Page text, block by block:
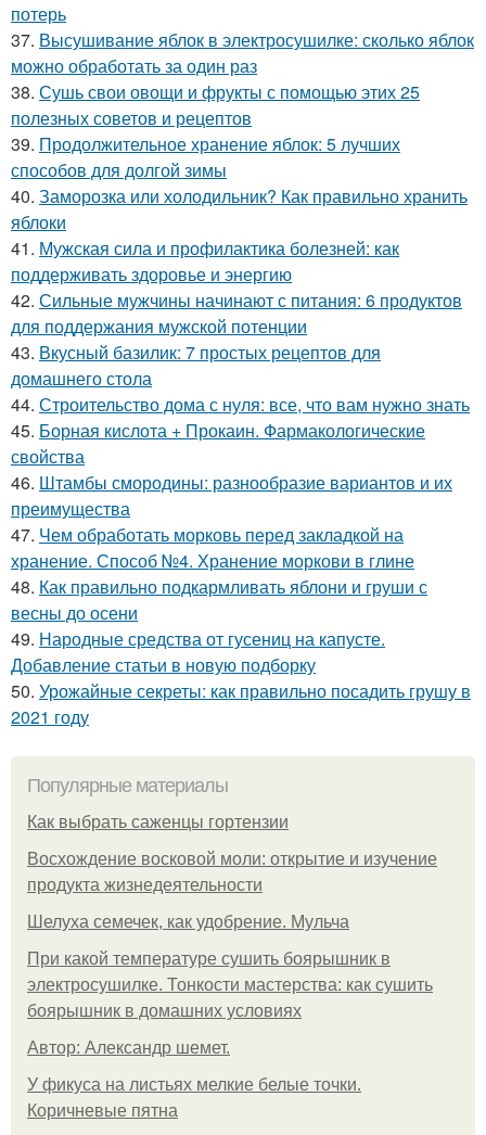
потерь
37. Высушивание яблок в электросушилке: сколько яблок
можно обработать за один раз
38. Сушь свои овощи и фрукты с помощью этих 25
полезных советов и рецептов
39. Продолжительное хранение яблок: 5 лучших
способов для долгой зимы
40. Заморозка или холодильник? Как правильно хранить
яблоки
41. Мужская сила и профилактика болезней: как
поддерживать здоровье и энергию
42. Сильные мужчины начинают с питания: 6 продуктов
для поддержания мужской потенции
43. Вкусный базилик: 7 простых рецептов для
домашнего стола
44. Строительство дома с нуля: все, что вам нужно знать
45. Борная кислота + Прокаин. Фармакологические
свойства
46. Штамбы смородины: разнообразие вариантов и их
преимущества
47. Чем обработать морковь перед закладкой на
хранение. Способ №4. Хранение моркови в глине
48. Как правильно подкармливать яблони и груши с
весны до осени
49. Народные средства от гусениц на капусте.
Добавление статьи в новую подборку
50. Урожайные секреты: как правильно посадить грушу в
2021 году
Популярные материалы
Как выбрать саженцы гортензии
Восхождение восковой моли: открытие и изучение
продукта жизнедеятельности
Шелуха семечек, как удобрение. Мульча
При какой температуре сушить боярышник в
электросушилке. Тонкости мастерства: как сушить
боярышник в домашних условиях
Автор: Александр шемет.
У фикуса на листьях мелкие белые точки.
Коричневые пятна